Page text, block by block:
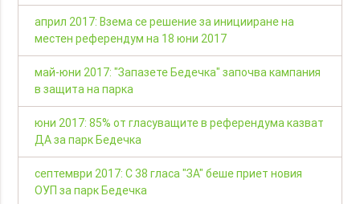
април 2017: Взема се решение за иницииране на
местен референдум на 18 юни 2017
май-юни 2017: "Запазете Бедечка" започва кампания
в защита на парка
юни 2017: 85% от гласуващите в референдума казват
ДА за парк Бедечка
септември 2017: С 38 гласа "ЗА" беше приет новия
ОУП за парк Бедечка